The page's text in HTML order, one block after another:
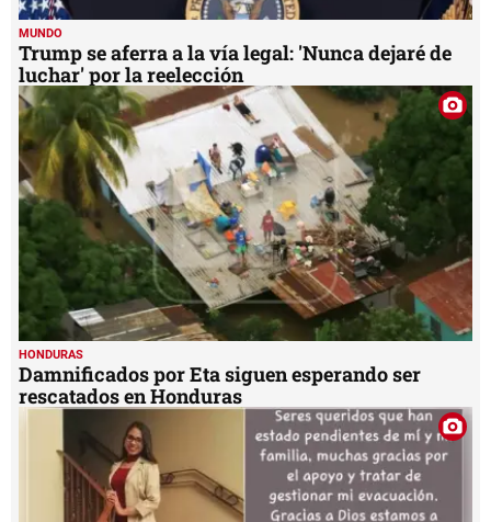
MUNDO
Trump se aferra a la vía legal: 'Nunca dejaré de
luchar' por la reelección
HONDURAS
Damnificados por Eta siguen esperando ser
rescatados en Honduras